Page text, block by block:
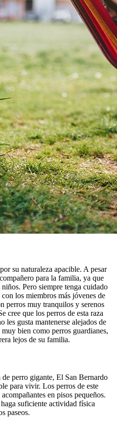
su naturaleza apacible. A pesar
para la familia, ya que
Pero siempre tenga cuidado
los miembros más jóvenes de
perros muy tranquilos y serenos
cree que los perros de esta raza
les gusta mantenerse alejados de
bien como perros guardianes,
lejos de su familia.
de perro gigante, El San Bernardo
para vivir. Los perros de este
en pisos pequeños.
suficiente actividad física
paseos.